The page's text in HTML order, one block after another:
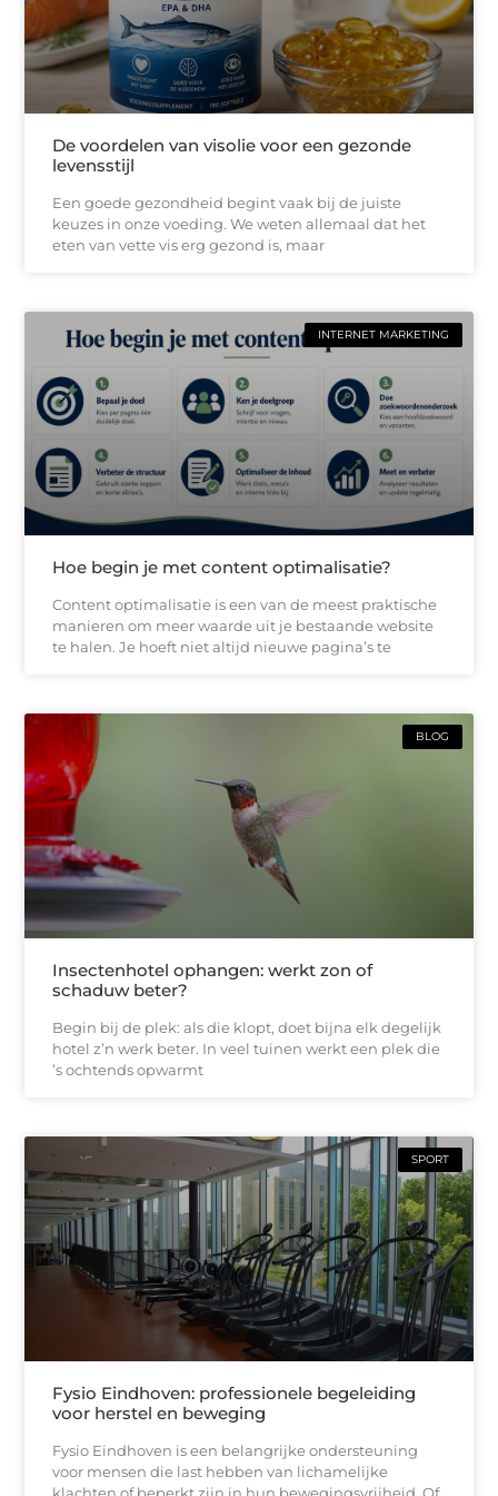
De voordelen van visolie voor een gezonde
levensstijl
Een goede gezondheid begint vaak bij de juiste
keuzes in onze voeding. We weten allemaal dat het
eten van vette vis erg gezond is, maar
INTERNET MARKETING
Hoe begin je met content optimalisatie?
Content optimalisatie is een van de meest praktische
manieren om meer waarde uit je bestaande website
te halen. Je hoeft niet altijd nieuwe pagina’s te
BLOG
Insectenhotel ophangen: werkt zon of
schaduw beter?
Begin bij de plek: als die klopt, doet bijna elk degelijk
hotel z’n werk beter. In veel tuinen werkt een plek die
’s ochtends opwarmt
SPORT
Fysio Eindhoven: professionele begeleiding
voor herstel en beweging
Fysio Eindhoven is een belangrijke ondersteuning
voor mensen die last hebben van lichamelijke
klachten of beperkt zijn in hun bewegingsvrijheid. Of